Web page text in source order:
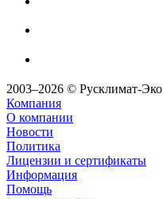
2003–2026 © Русклимат-Эко
Компания
О компании
Новости
Политика
Лицензии и сертификаты
Информация
Помощь